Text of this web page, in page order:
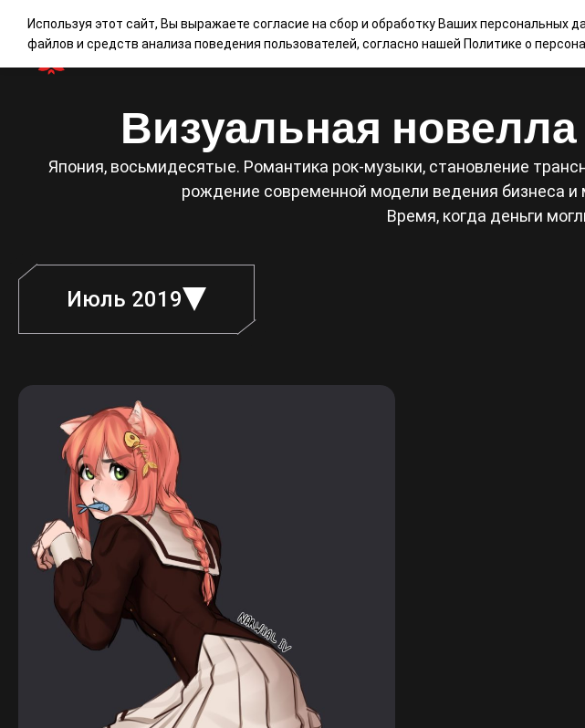
НАШИ ИГРЫ
Визуальная
Япония, восьмидесятые. Романтика рок-музыки, становление
рождение современной модели ведения бизнеса и
Время, когда деньги
Июль 2019
Используя этот сайт, Вы выражаете согласие на сбор и обработку Ваших персональных
файлов и средств анализа поведения пользователей, согласно нашей Политике о